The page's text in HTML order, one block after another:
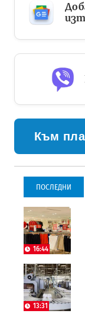
Към
ПОСЛЕДНИ
16:44
13:31